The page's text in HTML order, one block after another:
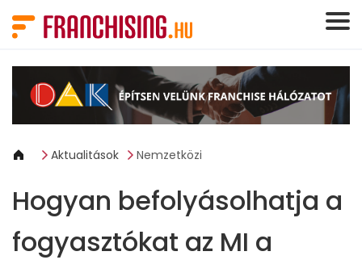
Aktualitások Nemzetközi
Hogyan befolyásolhatja a
fogyasztókat az MI a